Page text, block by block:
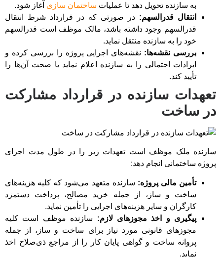
به سازنده تحویل دهد تا عملیات ساختمان سازی آغاز شود.
انتقال قدرالسهم: در صورتی که در قرارداد شرط انتقال
قدرالسهم وجود داشته باشد، مالک موظف است قدرالسهم
خود را به سازنده منتقل نماید.
بررسی نقشه‌ها: نقشه‌های اجرایی پروژه را بررسی کرده و
ایرادات احتمالی را به سازنده اعلام نماید یا صحت آن‌ها را
تأیید کند.
تعهدات سازنده در قرارداد مشارکت
در ساخت
سازنده ملک موظف است تعهدات زیر را در طول مدت اجرای
پروژه ساختمانی انجام دهد:
تأمین مالی پروژه: سازنده متعهد می‌شود که کلیه هزینه‌های
ساخت و ساز، از جمله خرید مصالح، پرداخت دستمزد
کارگران و سایر هزینه‌های اجرایی را تأمین نماید.
پیگیری و اخذ مجوزهای لازم: سازنده موظف است کلیه
مجوزهای قانونی مورد نیاز برای ساخت و ساز، از جمله
پروانه ساخت و گواهی پایان کار را از مراجع ذی‌صلاح اخذ
نماید.